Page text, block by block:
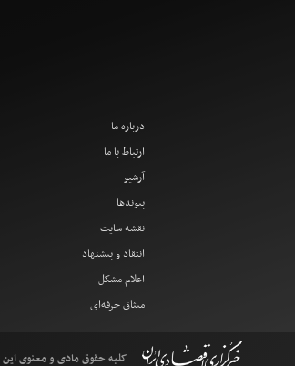
درباره ما
ارتباط با ما
آرشیو
پیوندها
نقشه سایت
انتقاد و پیشنهاد
اعلام مشکل
میثاق حرفه‌ای
کلیه حقوق مادی و معنوی